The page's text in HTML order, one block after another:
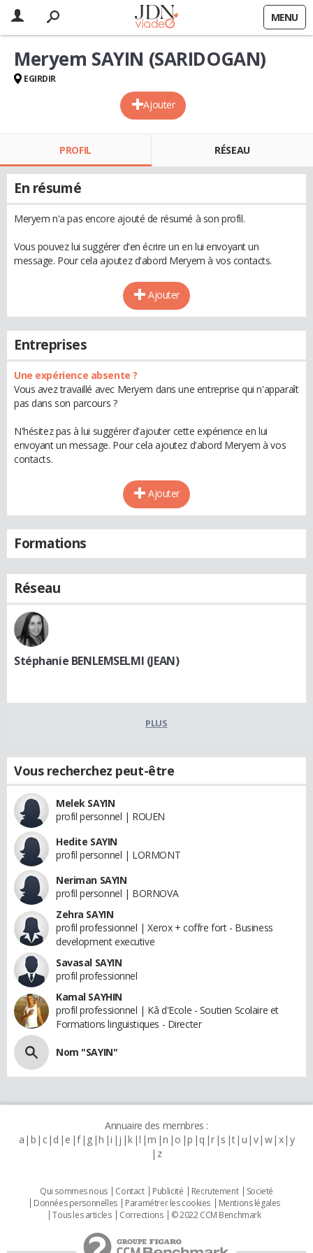
MENU
Ajouter
Meryem SAYIN (SARIDOGAN)
EGIRDIR
PROFIL RÉSEAU
En résumé
Meryem n'a pas encore ajouté de résumé à son profil.
Vous pouvez lui suggérer d'en écrire un en lui envoyant un
message. Pour cela ajoutez d'abord Meryem à vos contacts.
Ajouter
Entreprises
Une expérience absente ?
Vous avez travaillé avec Meryem dans une entreprise qui n'apparaît
pas dans son parcours ?
N'hésitez pas à lui suggérer d'ajouter cette expérience en lui
envoyant un message. Pour cela ajoutez d'abord Meryem à vos
contacts.
Ajouter
Formations
Réseau
Stéphanie BENLEMSELMI (JEAN)
PLUS
Vous recherchez peut-être
Melek SAYIN
profil personnel | ROUEN
Hedite SAYIN
profil personnel | LORMONT
Neriman SAYIN
profil personnel | BORNOVA
Zehra SAYIN
profil professionnel | Xerox + coffre fort - Business
development executive
Savasal SAYIN
profil professionnel
Kamal SAYHIN
profil professionnel | Kâ d'Ecole - Soutien Scolaire et
Formations linguistiques - Directer
Nom "SAYIN"
Annuaire des membres :
a b c d e f g h i j k l m n o p q r s t u v w x y
z
Qui sommes nous Contact Publicité Recrutement
Societé
Données personnelles
Paramétrer les cookies
Mentions légales
Tous les articles
Corrections © 2022 CCM Benchmark